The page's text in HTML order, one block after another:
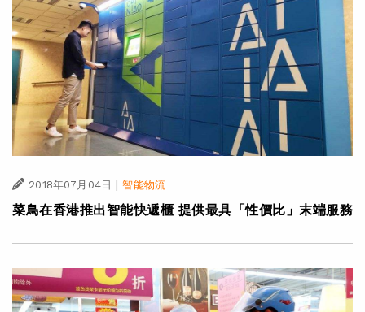
2018年07月04日 | 智能物流
菜鳥在香港推出智能快遞櫃 提供最具「性價比」末端服務